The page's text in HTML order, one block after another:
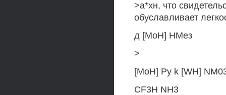
>а*хн, что
обуславливает
д [МоН] НМез
>
[МоН] Ру k [WH]
CF3H NH3